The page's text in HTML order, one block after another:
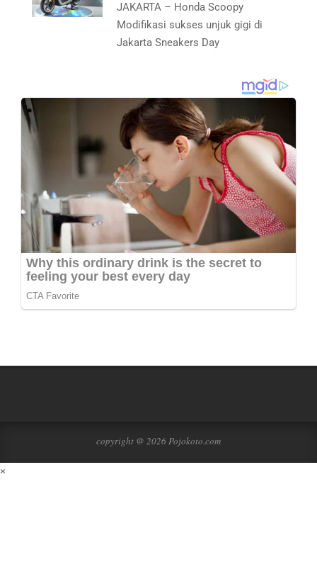
JAKARTA – Honda Scoopy
Modifikasi sukses unjuk gigi di
Jakarta Sneakers Day
copyright @ 2026 Pojokoto.com
×